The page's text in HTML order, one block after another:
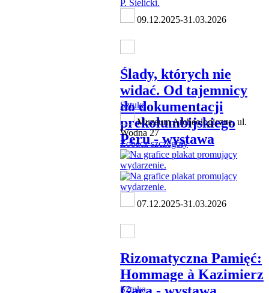
09.12.2025-31.03.2026
Ślady, których nie
widać. Od tajemnicy
do dokumentacji
prekolumbijskiego
Peru - wystawa
Sztuka
Muzeum Archeologiczne, ul.
Wodna 27
Zobacz szczegóły
07.12.2025-31.03.2026
Rizomatyczna Pamięć:
Hommage à Kazimierz
Sztuka